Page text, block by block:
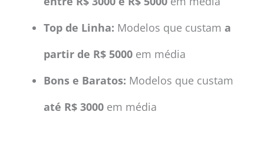
Top de Linha: Modelos que custam a
partir de R$ 5000 em média
Bons e Baratos: Modelos que custam
até R$ 3000 em média